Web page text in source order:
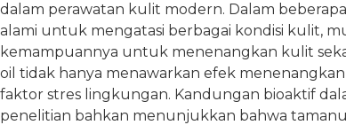
dalam perawatan kulit modern. Dalam
alami untuk mengatasi berbagai kondisi kulit,
kemampuannya untuk menenangkan kulit
oil tidak hanya menawarkan efek
faktor stres lingkungan. Kandungan bioaktif
penelitian bahkan menunjukkan bahwa